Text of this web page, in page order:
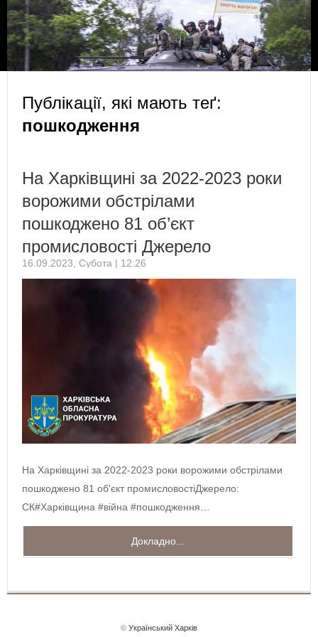
Публікації, які мають теґ:
пошкодження
​​На Харківщині за 2022-2023 роки
ворожими обстрілами
пошкоджено 81 об’єкт
промисловості Джерело
16.09.2023, Субота | 12:26
​​На Харківщині за 2022-2023 роки ворожими обстрілами
пошкоджено 81 об'єкт промисловостіДжерело:
СК#Харківщина #війна #пошкодження…
Докладно...
© Український Харків